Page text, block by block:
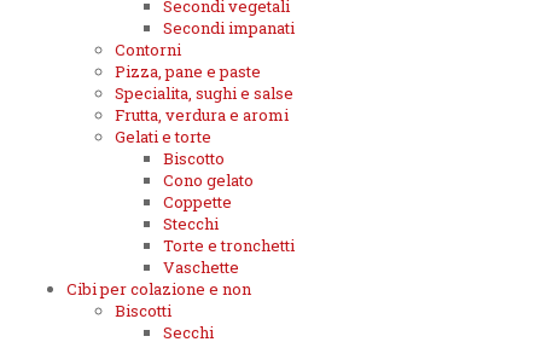
Secondi vegetali
Secondi impanati
Contorni
Pizza, pane e paste
Specialita, sughi e salse
Frutta, verdura e aromi
Gelati e torte
Biscotto
Cono gelato
Coppette
Stecchi
Torte e tronchetti
Vaschette
Cibi per colazione e non
Biscotti
Secchi